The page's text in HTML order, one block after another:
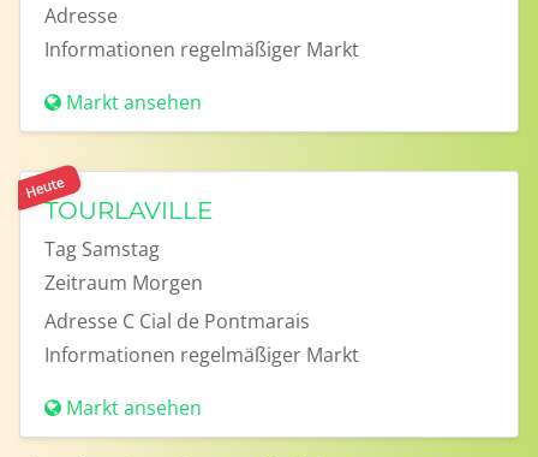
Adresse
Informationen regelmäßiger Markt
Markt ansehen
Heute
TOURLAVILLE
Tag Samstag
Zeitraum Morgen
Adresse C Cial de Pontmarais
Informationen regelmäßiger Markt
Markt ansehen